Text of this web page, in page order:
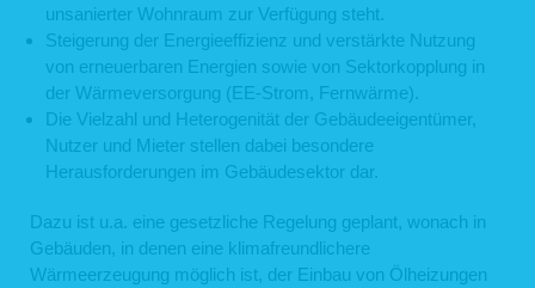
unsanierter Wohnraum zur Verfügung steht.
Steigerung der Energieeffizienz und verstärkte Nutzung
von erneuerbaren Energien sowie von Sektorkopplung in
der Wärmeversorgung (EE-Strom, Fernwärme).
Die Vielzahl und Heterogenität der Gebäudeeigentümer,
Nutzer und Mieter stellen dabei besondere
Herausforderungen im Gebäudesektor dar.
Dazu ist u.a. eine gesetzliche Regelung geplant, wonach in
Gebäuden, in denen eine klimafreundlichere
Wärmeerzeugung möglich ist, der Einbau von Ölheizungen